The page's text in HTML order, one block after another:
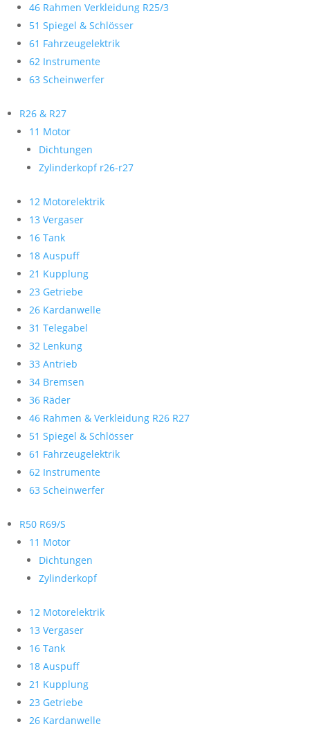
46 Rahmen Verkleidung R25/3
51 Spiegel & Schlösser
61 Fahrzeugelektrik
62 Instrumente
63 Scheinwerfer
R26 & R27
11 Motor
Dichtungen
Zylinderkopf r26-r27
12 Motorelektrik
13 Vergaser
16 Tank
18 Auspuff
21 Kupplung
23 Getriebe
26 Kardanwelle
31 Telegabel
32 Lenkung
33 Antrieb
34 Bremsen
36 Räder
46 Rahmen & Verkleidung R26 R27
51 Spiegel & Schlösser
61 Fahrzeugelektrik
62 Instrumente
63 Scheinwerfer
R50 R69/S
11 Motor
Dichtungen
Zylinderkopf
12 Motorelektrik
13 Vergaser
16 Tank
18 Auspuff
21 Kupplung
23 Getriebe
26 Kardanwelle